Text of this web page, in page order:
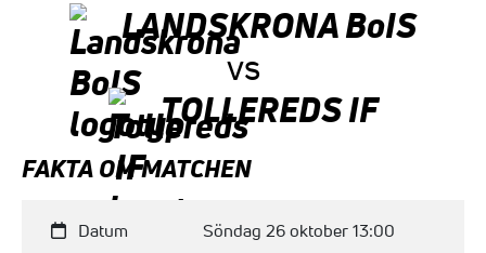
LANDSKRONA BoIS
vs
TOLLEREDS IF
FAKTA OM MATCHEN
Datum Söndag 26 oktober 13:00